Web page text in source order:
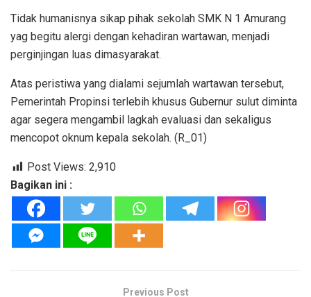
Tidak humanisnya sikap pihak sekolah SMK N 1 Amurang
yag begitu alergi dengan kehadiran wartawan, menjadi
perginjingan luas dimasyarakat.
Atas peristiwa yang dialami sejumlah wartawan tersebut,
Pemerintah Propinsi terlebih khusus Gubernur sulut diminta
agar segera mengambil lagkah evaluasi dan sekaligus
mencopot oknum kepala sekolah. (R_01)
Post Views: 2,910
Bagikan ini :
Previous Post